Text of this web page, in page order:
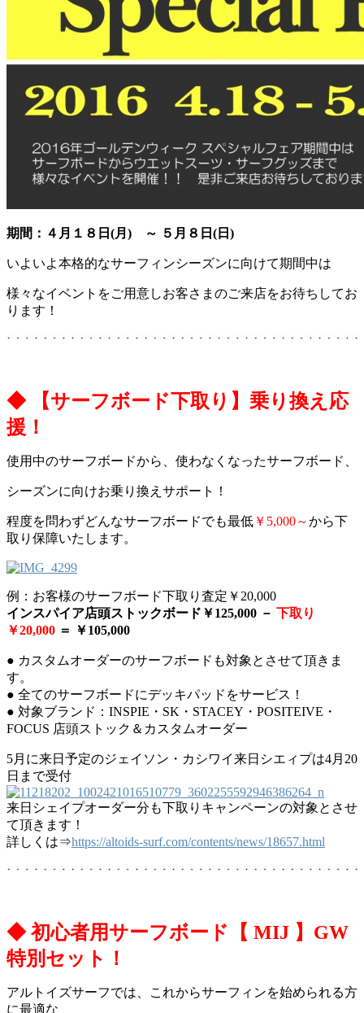
期間：４月１８日(月) ～ ５月８日(日)
いよいよ本格的なサーフィンシーズンに向けて期間中は
様々なイベントをご用意しお客さまのご来店をお待ちしてお
ります！
◆ 【サーフボード下取り】乗り換え応
援！
使用中のサーフボードから、使わなくなったサーフボード、
シーズンに向けお乗り換えサポート！
程度を問わずどんなサーフボードでも最低 ￥5,000～から下
取り保障いたします。
例：お客様のサーフボード下取り査定￥20,000
インスパイア店頭ストックボード￥125,000 － 下取り
￥20,000 ＝ ￥105,000
● カスタムオーダーのサーフボードも対象とさせて頂きま
す。
● 全てのサーフボードにデッキパッドをサービス！
● 対象ブランド：INSPIE・SK・STACEY・POSITEIVE・
FOCUS 店頭ストック＆カスタムオーダー
5月に来日予定のジェイソン・カシワイ来日シエィプは4月20
日まで受付
来日シェイプオーダー分も下取りキャンペーンの対象とさせ
て頂きます！
詳しくは⇒https://altoids-surf.com/contents/news/18657.html
◆ 初心者用サーフボード【 MIJ 】 GW
特別セット！
アルトイズサーフでは、これからサーフィンを始められる方
に最適な